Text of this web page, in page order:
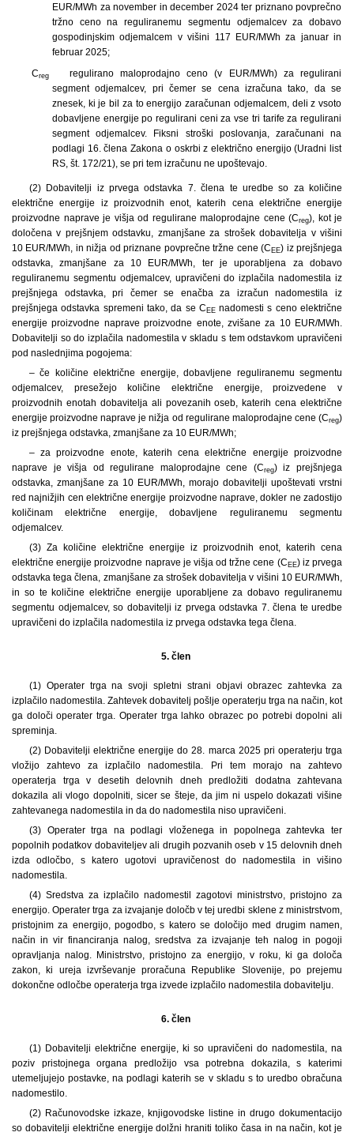
EUR/MWh za november in december 2024 ter priznano povprečno
tržno ceno na reguliranemu segmentu odjemalcev za dobavo
gospodinjskim odjemalcem v višini 117 EUR/MWh za januar in
februar 2025;
Creg
regulirano maloprodajno ceno (v EUR/MWh) za regulirani
segment odjemalcev, pri čemer se cena izračuna tako, da se
znesek, ki je bil za to energijo zaračunan odjemalcem, deli z vsoto
dobavljene energije po regulirani ceni za vse tri tarife za regulirani
segment odjemalcev. Fiksni stroški poslovanja, zaračunani na
podlagi 16. člena Zakona o oskrbi z električno energijo (Uradni list
RS, št. 172/21), se pri tem izračunu ne upoštevajo.
(2) Dobavitelji iz prvega odstavka 7. člena te uredbe so za količine
električne energije iz proizvodnih enot, katerih cena električne energije
proizvodne naprave je višja od regulirane maloprodajne cene (Creg), kot je
določena v prejšnjem odstavku, zmanjšane za strošek dobavitelja v višini
10 EUR/MWh, in nižja od priznane povprečne tržne cene (CEE) iz prejšnjega
odstavka, zmanjšane za 10 EUR/MWh, ter je uporabljena za dobavo
reguliranemu segmentu odjemalcev, upravičeni do izplačila nadomestila iz
prejšnjega odstavka, pri čemer se enačba za izračun nadomestila iz
prejšnjega odstavka spremeni tako, da se C EEnadomesti s ceno električne
energije proizvodne naprave proizvodne enote, zvišane za 10 EUR/MWh.
Dobavitelji so do izplačila nadomestila v skladu s tem odstavkom upravičeni
pod naslednjima pogojema:
– če količine električne energije, dobavljene reguliranemu segmentu
odjemalcev, presežejo količine električne energije, proizvedene v
proizvodnih enotah dobavitelja ali povezanih oseb, katerih cena električne
energije proizvodne naprave je nižja od regulirane maloprodajne cene (Creg)
iz prejšnjega odstavka, zmanjšane za 10 EUR/MWh;
– za proizvodne enote, katerih cena električne energije proizvodne
naprave je višja od regulirane maloprodajne cene (Creg) iz prejšnjega
odstavka, zmanjšane za 10 EUR/MWh, morajo dobavitelji upoštevati vrstni
red najnižjih cen električne energije proizvodne naprave, dokler ne zadostijo
količinam električne energije, dobavljene reguliranemu segmentu
odjemalcev.
(3) Za količine električne energije iz proizvodnih enot, katerih cena
električne energije proizvodne naprave je višja od tržne cene (C EE) iz prvega
odstavka tega člena, zmanjšane za strošek dobavitelja v višini 10 EUR/MWh,
in so te količine električne energije uporabljene za dobavo reguliranemu
segmentu odjemalcev, so dobavitelji iz prvega odstavka 7. člena te uredbe
upravičeni do izplačila nadomestila iz prvega odstavka tega člena.
5. člen
(1) Operater trga na svoji spletni strani objavi obrazec zahtevka za
izplačilo nadomestila. Zahtevek dobavitelj pošlje operaterju trga na način, kot
ga določi operater trga. Operater trga lahko obrazec po potrebi dopolni ali
spreminja.
(2) Dobavitelji električne energije do 28. marca 2025 pri operaterju trga
vložijo zahtevo za izplačilo nadomestila. Pri tem morajo na zahtevo
operaterja trga v desetih delovnih dneh predložiti dodatna zahtevana
dokazila ali vlogo dopolniti, sicer se šteje, da jim ni uspelo dokazati višine
zahtevanega nadomestila in da do nadomestila niso upravičeni.
(3) Operater trga na podlagi vloženega in popolnega zahtevka ter
popolnih podatkov dobaviteljev ali drugih pozvanih oseb v 15 delovnih dneh
izda odločbo, s katero ugotovi upravičenost do nadomestila in višino
nadomestila.
(4) Sredstva za izplačilo nadomestil zagotovi ministrstvo, pristojno za
energijo. Operater trga za izvajanje določb v tej uredbi sklene z ministrstvom,
pristojnim za energijo, pogodbo, s katero se določijo med drugim namen,
način in vir financiranja nalog, sredstva za izvajanje teh nalog in pogoji
opravljanja nalog. Ministrstvo, pristojno za energijo, v roku, ki ga določa
zakon, ki ureja izvrševanje proračuna Republike Slovenije, po prejemu
dokončne odločbe operaterja trga izvede izplačilo nadomestila dobavitelju.
6. člen
(1) Dobavitelji električne energije, ki so upravičeni do nadomestila, na
poziv pristojnega organa predložijo vsa potrebna dokazila, s katerimi
utemeljujejo postavke, na podlagi katerih se v skladu s to uredbo obračuna
nadomestilo.
(2) Računovodske izkaze, knjigovodske listine in drugo dokumentacijo
so dobavitelji električne energije dolžni hraniti toliko časa in na način, kot je